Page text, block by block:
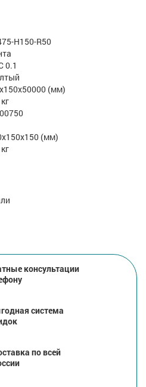
H150-R50
0.1
(мм)
(мм)
консультации
система
по всей